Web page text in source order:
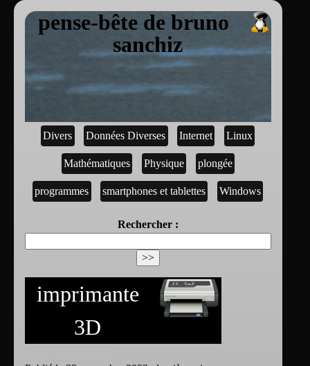
pense-bête de bruno
sanchiz
Divers Données Diverses Internet Linux
Mathématiques Physique plongée
programmes smartphones et tablettes Windows
Rechercher :
imprimante
3D